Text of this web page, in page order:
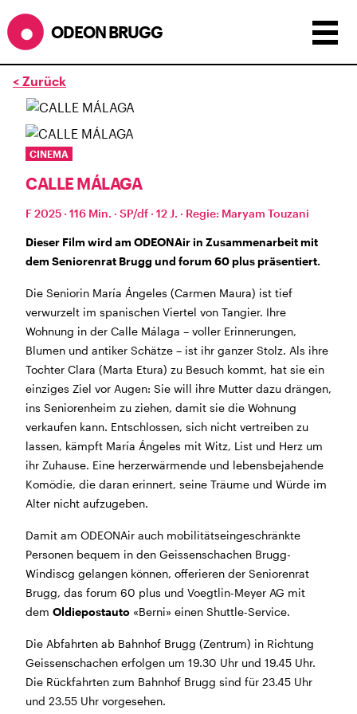
ODEON BRUGG
Anzeigen als:
ÖFFNUNGSZEITEN
SOMMERÖFFNUNGSZEITEN
BÜHNE2.7. bis 3.9. geschlossen
ZMITTAG2.7. bis 9.8. geschlossen
BAR+BISTROkurze Sommerpause, ab dem 10.8. sind
STADTFEST BRUGG
während demStadtfest Brugg, 20. bis 30. August,
bleibt das Haus jeweils von Freitag Abend bis Montag
Morgen geschlossen
Reguläre Öffnungszeiten:
CINEMA und BÜHNE
45 Min. vor Vorstellungsbeginn(siehe Programm)
Tickets und Gutscheine können an der Kinokasse und
an der Bar gekauft werden.
KASSE und TELEFON
Tel. 056 450 35 65
Montag bis Freitag ab 17 Uhr
Samstag und Sonntag ab 10 Uhr
BAR+BISTRO
Montag bis Donnerstag 11.30 Uhr bis 23 Uhr
Freitag 11.30 Uhr bis 24 Uhr
< Zurück
CINEMA
CALLE MÁLAGA
F 2025 · 116 Min. · SP/df · 12 J. · Regie: Maryam Touzani
Dieser Film wird am ODEONAir in Zusammenarbeit mit
dem Seniorenrat Brugg und forum 60 plus präsentiert.
Die Seniorin María Ángeles (Carmen Maura) ist tief
verwurzelt im spanischen Viertel von Tangier. Ihre
Wohnung in der Calle Málaga – voller Erinnerungen,
Blumen und antiker Schätze – ist ihr ganzer Stolz. Als ihre
Tochter Clara (Marta Etura) zu Besuch kommt, hat sie ein
einziges Ziel vor Augen: Sie will ihre Mutter dazu drängen,
ins Seniorenheim zu ziehen, damit sie die Wohnung
verkaufen kann. Entschlossen, sich nicht vertreiben zu
lassen, kämpft María Ángeles mit Witz, List und Herz um
ihr Zuhause. Eine herzerwärmende und lebensbejahende
Komödie, die daran erinnert, seine Träume und Würde im
Alter nicht aufzugeben.
Damit am ODEONAir auch mobilitätseingeschränkte
Personen bequem in den Geissenschachen Brugg-
Windiscg gelangen können, offerieren der Seniorenrat
Brugg, das forum 60 plus und Voegtlin-Meyer AG mit
dem Oldiepostauto «Berni» einen Shuttle-Service.
Die Abfahrten ab Bahnhof Brugg (Zentrum) in Richtung
Geissenschachen erfolgen um 19.30 Uhr und 19.45 Uhr.
Die Rückfahrten zum Bahnhof Brugg sind für 23.45 Uhr
und 23.55 Uhr vorgesehen.